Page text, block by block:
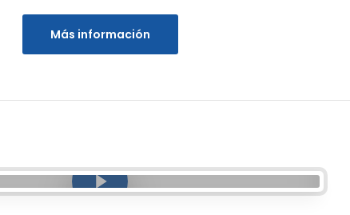
Más información